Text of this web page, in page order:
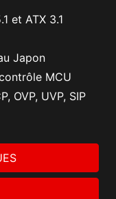
et ATX 3.1
Japon
MCU
OVP, UVP, SIP